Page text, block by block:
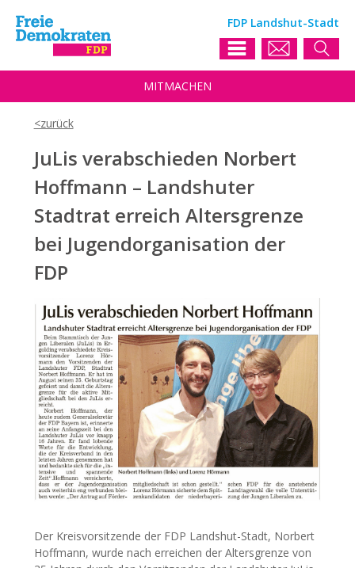
FDP Landshut-Stadt
MITMACHEN
JuLis verabschieden Norbert
Hoffmann – Landshuter
Stadtrat erreich Altersgrenze
bei Jugendorganisation der
FDP
Der Kreisvorsitzende der FDP Landshut-Stadt, Norbert
Hoffmann, wurde nach erreichen der Altersgrenze von